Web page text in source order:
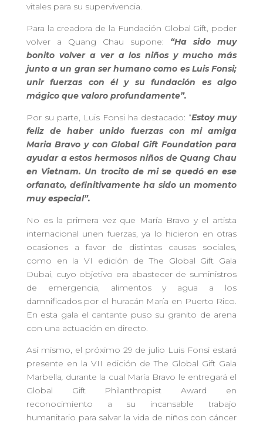
vitales para su supervivencia.
Para la creadora de la Fundación Global Gift, poder
volver a Quang Chau supone: “Ha sido muy
bonito volver a ver a los niños y mucho más
junto a un gran ser humano como es Luis Fonsi;
unir fuerzas con él y su fundación es algo
mágico que valoro profundamente”.
Por su parte, Luis Fonsi ha destacado: “Estoy muy
feliz de haber unido fuerzas con mi amiga
Maria Bravo y con Global Gift Foundation para
ayudar a estos hermosos niños de Quang Chau
en Vietnam. Un trocito de mi se quedó en ese
orfanato, definitivamente ha sido un momento
muy especial”.
No es la primera vez que María Bravo y el artista
internacional unen fuerzas, ya lo hicieron en otras
ocasiones a favor de distintas causas sociales,
como en la VI edición de The Global Gift Gala
Dubai, cuyo objetivo era abastecer de suministros
de emergencia, alimentos y agua a los
damnificados por el huracán María en Puerto Rico.
En esta gala el cantante puso su granito de arena
con una actuación en directo.
Así mismo, el próximo 29 de julio Luis Fonsi estará
presente en la VII edición de The Global Gift Gala
Marbella, durante la cual María Bravo le entregará el
Global Gift Philanthropist Award en
reconocimiento a su incansable trabajo
humanitario para salvar la vida de niños con cáncer